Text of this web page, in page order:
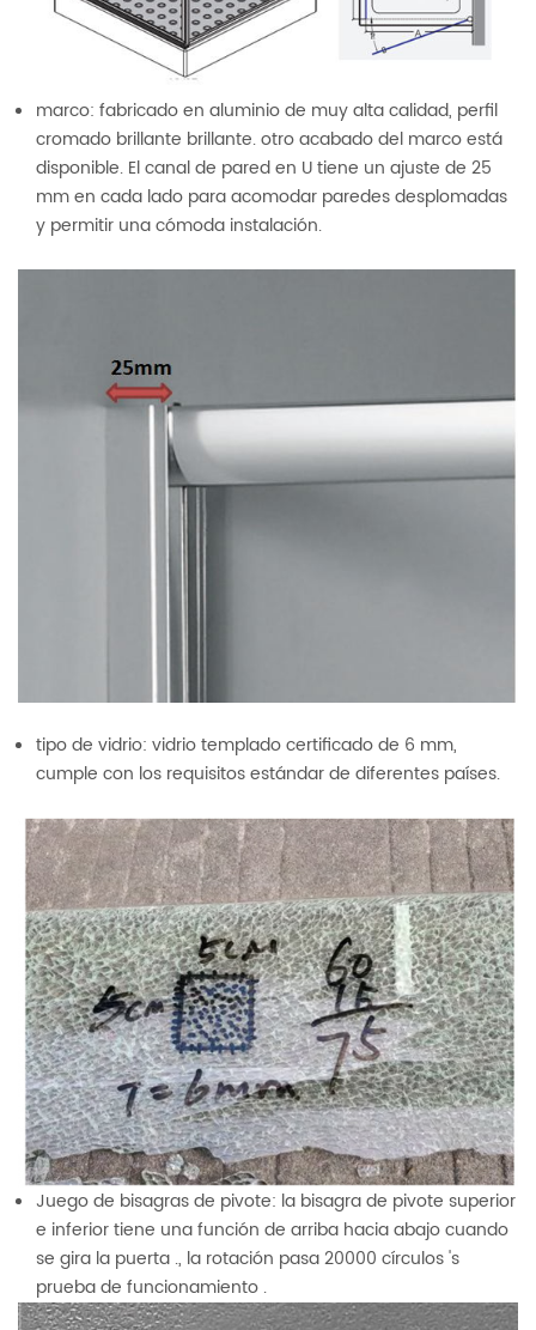
marco: fabricado en aluminio de muy alta calidad, perfil
cromado brillante brillante. otro acabado del marco está
disponible. El canal de pared en U tiene un ajuste de 25
mm en cada lado para acomodar paredes desplomadas
y permitir una cómoda instalación.
tipo de vidrio: vidrio templado certificado de 6 mm,
cumple con los requisitos estándar de diferentes países.
Juego de bisagras de pivote: la bisagra de pivote superior
e inferior tiene una función de arriba hacia abajo cuando
se gira la puerta ., la rotación pasa 20000 círculos 's
prueba de funcionamiento .